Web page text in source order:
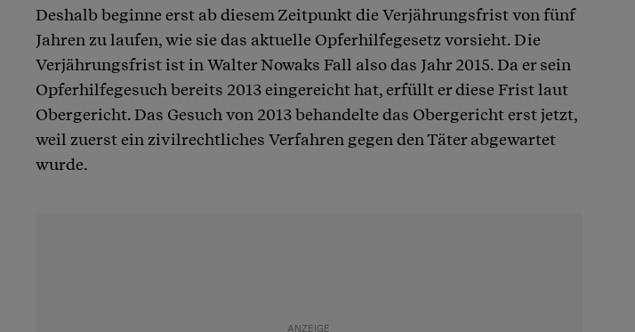
Deshalb beginne erst ab diesem Zeitpunkt die Verjährungsfrist von fünf
Jahren zu laufen, wie sie das aktuelle Opferhilfegesetz vorsieht. Die
Verjährungsfrist ist in Walter Nowaks Fall also das Jahr 2015. Da er sein
Opferhilfegesuch bereits 2013 eingereicht hat, erfüllt er diese Frist laut
Obergericht. Das Gesuch von 2013 behandelte das Obergericht erst jetzt,
weil zuerst ein zivilrechtliches Verfahren gegen den Täter abgewartet
wurde.